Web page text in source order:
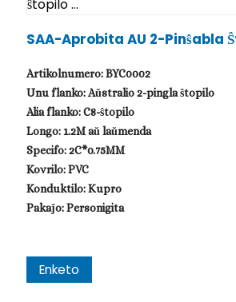
SAA-Aprobita AU 2-Pinŝabla
Artikolnumero: BYC0002
Unu flanko: Aŭstralio 2-pingla ŝtopilo
Alia flanko: C8-ŝtopilo
Longo: 1.2M aŭ laŭmenda
Specifo: 2C*0.75MM
Kovrilo: PVC
Konduktilo: Kupro
Pakaĵo: Personigita
Enketo